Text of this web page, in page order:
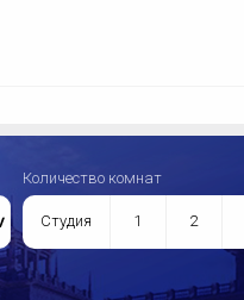
Количество комнат
Студия 1 2